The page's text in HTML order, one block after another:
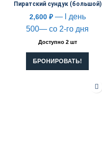
Пиратский сундук (большой)
2,600 ₽— l день
500— со 2-го дня
Доступно 2 шт
БРОНИРОВАТЬ!